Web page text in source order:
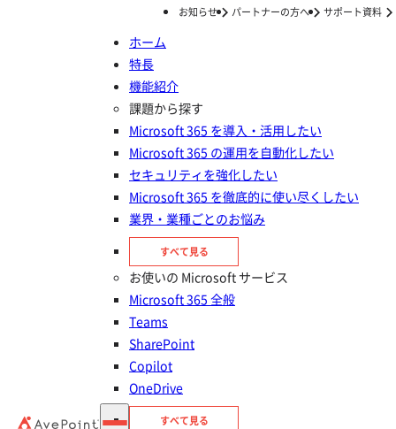
お知らせ パートナーの方へ サポート資料
ホーム
特長
機能紹介
課題から探す
Microsoft 365 を導入・活用したい
Microsoft 365 の運用を自動化したい
セキュリティを強化したい
Microsoft 365 を徹底的に使い尽くしたい
業界・業種ごとのお悩み
すべて見る
お使いの Microsoft サービス
Microsoft 365 全般
Teams
SharePoint
Copilot
OneDrive
すべて見る
お知らせ
AvePoint Japan とrakumo 、情
報共有とエンゲージメント向上を
支援する「rakumo ボード for
Microsoft 365」を本日より提供
開始～rakumoの直感的な UI/UX
とAvePoint の技術力を融合、
Microsoft 365環境でより円滑な
情報伝達とコミュニケーションを
2026年02月02日